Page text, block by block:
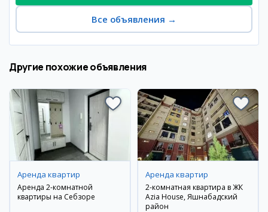
Все объявления →
Другие похожие объявления
Аренда квартир
Аренда 2-комнатной
квартиры на Себзоре
Аренда квартир
2-комнатная квартира в ЖК
Azia House, Яшнабадский
район